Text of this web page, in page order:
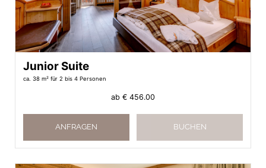
Junior Suite
ca. 38 m² für 2 bis 4 Personen
ab € 456.00
ANFRAGEN BUCHEN